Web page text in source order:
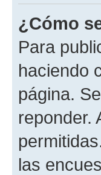
¿Cómo
Para
haciendo
página.
reponder.
las